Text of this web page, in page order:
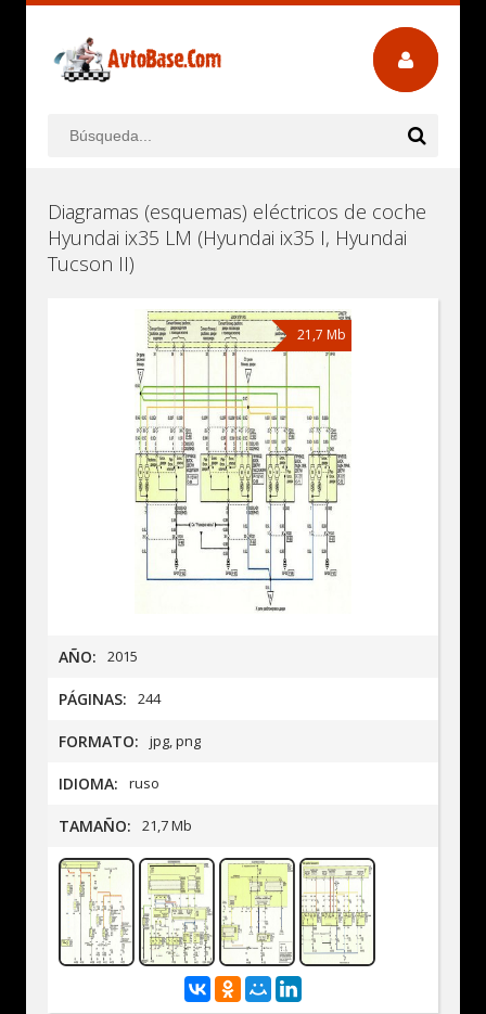
Diagramas (esquemas) eléctricos de coche
Hyundai ix35 LM (Hyundai ix35 I, Hyundai
Tucson II)
21,7 Mb
AÑO: 2015
PÁGINAS: 244
FORMATO: jpg, png
IDIOMA: ruso
TAMAÑO: 21,7 Mb